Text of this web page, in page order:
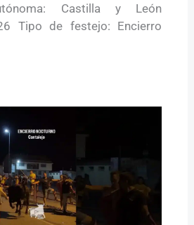
Castilla y León
Tipo de festejo: Encierro